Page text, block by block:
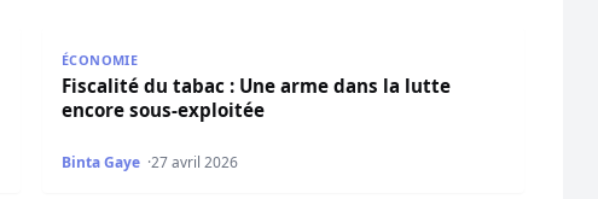
ÉCONOMIE
Fiscalité du tabac : Une arme dans la lutte
encore sous-exploitée
Binta Gaye 27 avril 2026